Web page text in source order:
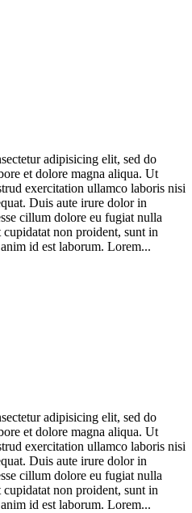
adipisicing elit, sed do
et dolore magna aliqua. Ut
exercitation ullamco laboris nisi
Duis aute irure dolor in
cillum dolore eu fugiat nulla
non proident, sunt in
id est laborum. Lorem...
adipisicing elit, sed do
et dolore magna aliqua. Ut
exercitation ullamco laboris nisi
Duis aute irure dolor in
cillum dolore eu fugiat nulla
cupidatat non proident, sunt in
id est laborum. Lorem...